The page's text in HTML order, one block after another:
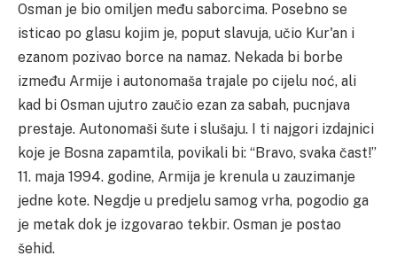
Osman je bio omiljen među saborcima. Posebno se
isticao po glasu kojim je, poput slavuja, učio Kur'an i
ezanom pozivao borce na namaz. Nekada bi borbe
između Armije i autonomaša trajale po cijelu noć, ali
kad bi Osman ujutro zaučio ezan za sabah, pucnjava
prestaje. Autonomaši šute i slušaju. I ti najgori izdajnici
koje je Bosna zapamtila, povikali bi: “Bravo, svaka čast!”
11. maja 1994. godine, Armija je krenula u zauzimanje
jedne kote. Negdje u predjelu samog vrha, pogodio ga
je metak dok je izgovarao tekbir. Osman je postao
šehid.